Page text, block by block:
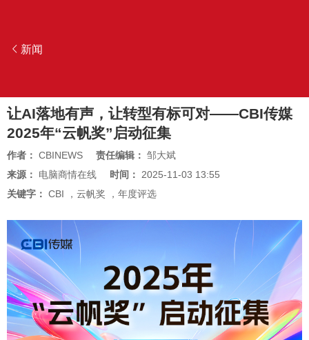
新闻
让AI落地有声，让转型有标可对——CBI传媒
2025年“云帆奖”启动征集
作者： CBINEWS 责任编辑： 邹大斌
来源： 电脑商情在线 时间： 2025-11-03 13:55
关键字： CBI ， 云帆奖 ， 年度评选